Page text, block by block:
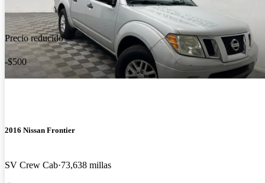
Precio reducido
-$500
2016 Nissan Frontier
SV Crew Cab 73,638 millas